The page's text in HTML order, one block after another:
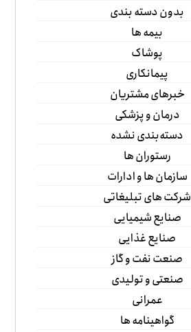
بدون دسته بندی
بیمه ها
پوشاک
پیمانکاری
خبرهای مشتریان
درمان و پزشکی
دسته‌بندی نشده
رستوران ها
سازمان ها و ادارات
شرکت های تبلیغاتی
صنایع شیمیایی
صنایع غذایی
صنعت نفت و گاز
صنعتی و تولیدی
عمرانی
گواهینامه ها